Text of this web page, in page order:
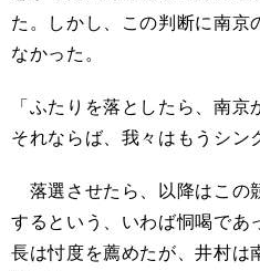
た。しかし、この判断に南京
なかった。
「ふたりを落としたら、南京
それならば、我々はもうシン
落選させたら、以降はこの
するという、いわば恫喝であ
長は忖度を薦めたが、井村は